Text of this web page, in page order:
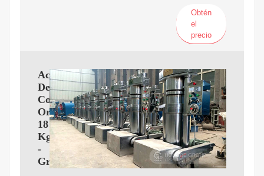
Obtén
el
precio
Aceite
De
Coco
Organico
18
Kg
-
Gradoalimenticio